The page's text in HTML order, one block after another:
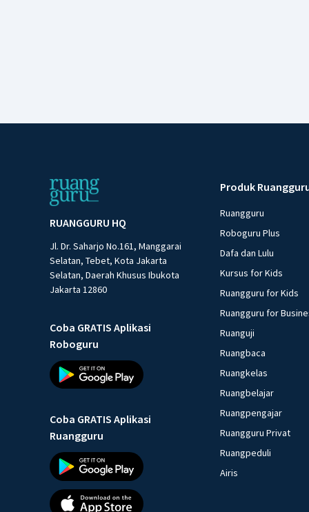
RUANGGURU HQ
Jl. Dr. Saharjo No.161, Manggarai
Selatan, Tebet, Kota Jakarta
Selatan, Daerah Khusus Ibukota
Jakarta 12860
Coba GRATIS Aplikasi
Roboguru
Coba GRATIS Aplikasi
Ruangguru
Produk
Ruangguru
Roboguru Plus
Dafa dan Lulu
Kursus for Kids
Ruangguru for Kids
Ruangguru for
Ruanguji
Ruangbaca
Ruangkelas
Ruangbelajar
Ruangpengajar
Ruangguru Privat
Ruangpeduli
Airis